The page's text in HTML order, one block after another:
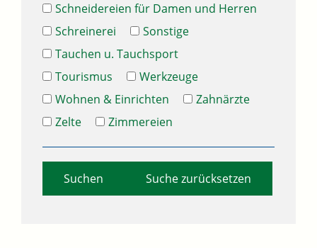
Schneidereien für Damen und Herren
Schreinerei
Sonstige
Tauchen u. Tauchsport
Tourismus
Werkzeuge
Wohnen & Einrichten
Zahnärzte
Zelte
Zimmereien
Suche zurücksetzen